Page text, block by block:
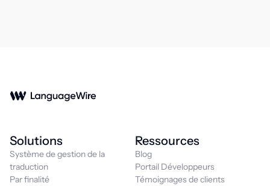
Solutions
Système de gestion de la
traduction
Par finalité
Ressources
Blog
Portail Développeurs
Témoignages de clients